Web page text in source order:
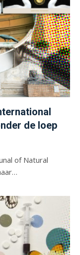
de loep
of Natural